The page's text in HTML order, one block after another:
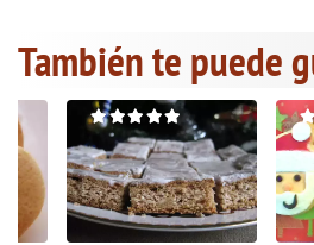
También te puede